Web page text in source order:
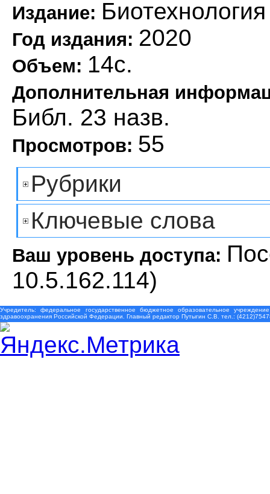
Издание: Биотехнология
Год издания: 2020
Объем: 14с.
Дополнительная
Библ. 23 назв.
Просмотров: 55
Рубрики
Ключевые слова
Ваш уровень доступа:
10.5.162.114)
Учредитель: федеральное государственное бюджетное образовательное
здравоохранения Российской Федерации. Главный редактор Путыгин С.В. тел.: